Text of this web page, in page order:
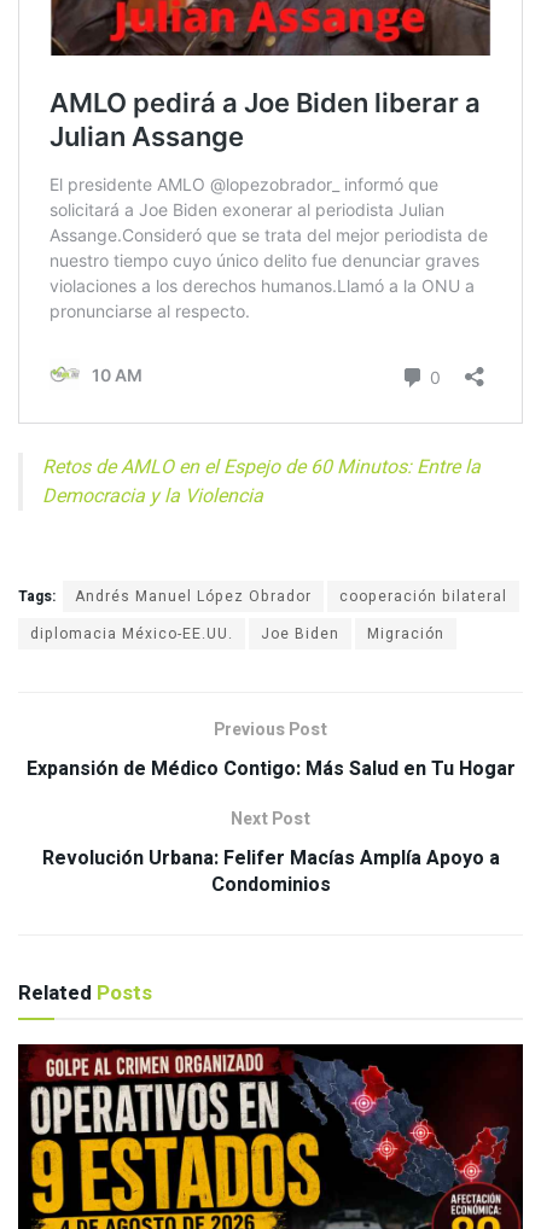
Retos de AMLO en el Espejo de 60 Minutos: Entre la
Democracia y la Violencia
Tags: Andrés Manuel López Obrador
cooperación bilateral
diplomacia México-EE.UU.
Joe Biden Migración
Previous Post
Expansión de Médico Contigo: Más Salud en Tu Hogar
Next Post
Revolución Urbana: Felifer Macías Amplía Apoyo a
Condominios
Related Posts